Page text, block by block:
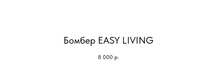
Бомбер EASY LIVING
8 000 р.